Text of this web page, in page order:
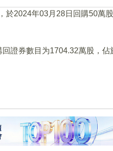
於2024年03月28日回購50萬
證券數目为1704.32萬股，